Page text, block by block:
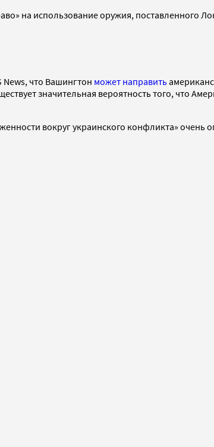
на использование оружия, поставленного
News, что Вашингтон может направить
значительная вероятность того, что
вокруг украинского конфликта» очень